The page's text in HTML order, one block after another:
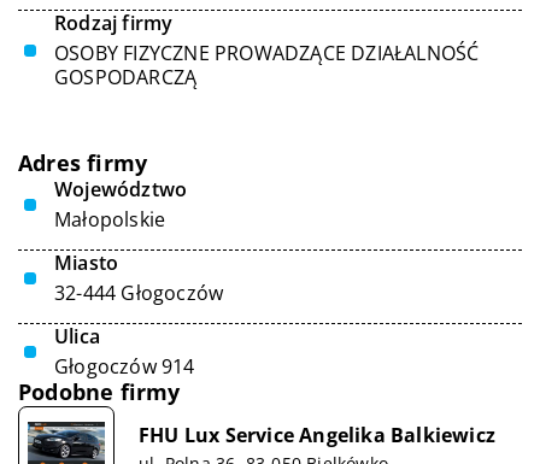
Rodzaj firmy
OSOBY FIZYCZNE PROWADZĄCE DZIAŁALNOŚĆ
GOSPODARCZĄ
Adres firmy
Województwo
Małopolskie
Miasto
32-444 Głogoczów
Ulica
Głogoczów 914
Podobne firmy
FHU Lux Service Angelika Balkiewicz